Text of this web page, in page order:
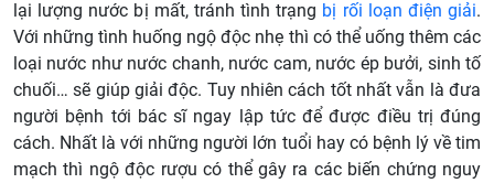
lại lượng nước bị mất, tránh tình trạng bị rối loạn điện giải.
Với những tình huống ngộ độc nhẹ thì có thể uống thêm các
loại nước như nước chanh, nước cam, nước ép bưởi, sinh tố
chuối… sẽ giúp giải độc. Tuy nhiên cách tốt nhất vẫn là đưa
người bệnh tới bác sĩ ngay lập tức để được điều trị đúng
cách. Nhất là với những người lớn tuổi hay có bệnh lý về tim
mạch thì ngộ độc rượu có thể gây ra các biến chứng nguy